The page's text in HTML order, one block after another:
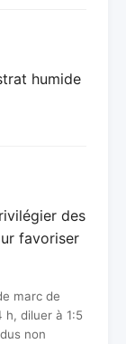
humide
des
favoriser
marc de
h, diluer à 1:5
non